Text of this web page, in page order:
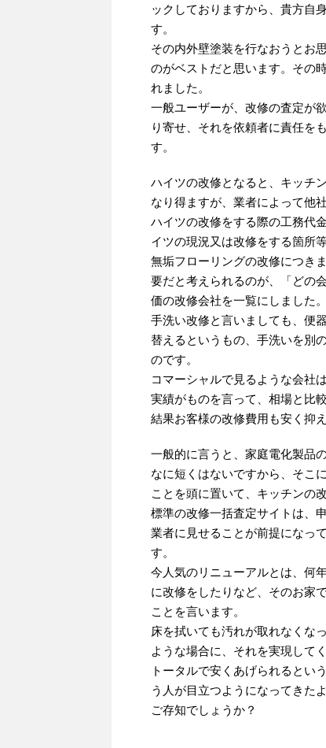
ックしておりますから、貴方自
す。
その内外壁塗装を行なおうとお
のがベストだと思います。その
れました。
一般ユーザーが、改修の査定が
り寄せ、それを依頼者に責任を
す。
ハイツの改修となると、キッチ
なり得ますが、業者によって他
ハイツの改修をする際の工務代
イツの現況又は改修をする箇所
無垢フローリングの改修につき
要だと考えられるのが、「どの
価の改修会社を一覧にしました。
手洗い改修と言いましても、便
替えるというもの、手洗いを別
のです。
コマーシャルで見るような会社
実績がものを言って、相場と比
結果お客様の改修費用も安く抑
一般的に言うと、家庭電化製品
なに短くはないですから、そこ
ことを頭に置いて、キッチンの
標準の改修一括査定サイトは、
業者に見せることが前提になっ
す。
今人気のリニューアルとは、何
に改修をしたりなど、そのお家
ことを言います。
床を拭いても汚れが取れなくな
ような場合に、それを実現して
トータルで安くあげられるとい
う人が目立つようになってきた
ご存知でしょうか？